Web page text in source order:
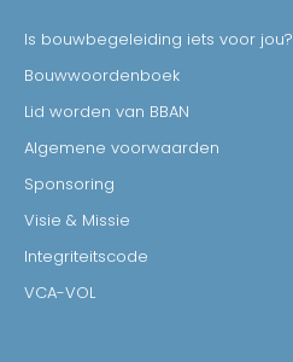
Is bouwbegeleiding iets voor jou?
Bouwwoordenboek
Lid worden van BBAN
Algemene voorwaarden
Sponsoring
Visie & Missie
Integriteitscode
VCA-VOL